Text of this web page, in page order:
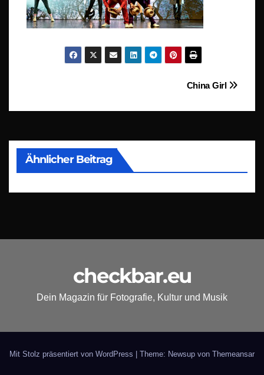
BeitragsnavigationChina Girl
Ähnlicher Beitrag
checkbar.eu
Dein Magazin für Fotografie, Kultur und Musik
Mit Stolz präsentiert von WordPress | Theme: Newsup von Themeansar